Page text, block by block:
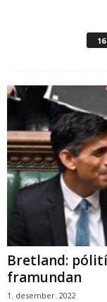
Bretland:
framundan
1. desember. 2022